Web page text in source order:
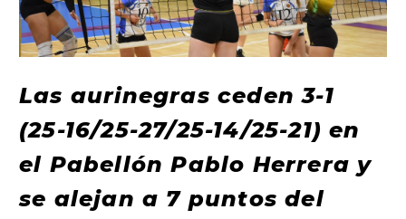
Las aurinegras ceden 3-1
(25-16/25-27/25-14/25-21) en
el Pabellón Pablo Herrera y
se alejan a 7 puntos del